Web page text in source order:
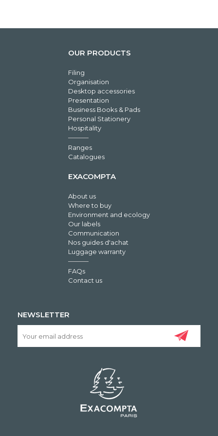
OUR PRODUCTS
Filing
Organisation
Desktop accessories
Presentation
Business Books & Pads
Personal Stationery
Hospitality
Ranges
Catalogues
EXACOMPTA
About us
Where to buy
Environment and ecology
Our labels
Communication
Nos guides d'achat
Luggage warranty
FAQs
Contact us
NEWSLETTER